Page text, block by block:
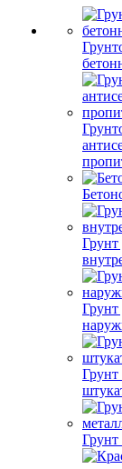
Грунт
Грунт
Грунт
Грунт